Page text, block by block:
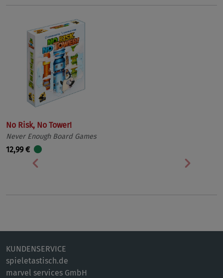
No Risk, No Tower!
Never Enough Board Games
12,99 €
Vorherige
KUNDENSERVICE
spieletastisch.de
marvel services GmbH